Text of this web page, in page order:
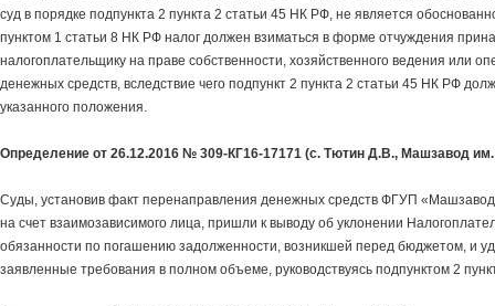
суд в порядке подпункта 2 пункта 2 статьи 45 НК РФ, не является
пунктом 1 статьи 8 НК РФ налог должен взиматься в форме отчуждения
налогоплательщику на праве собственности, хозяйственного ведения или
денежных средств, вследствие чего подпункт 2 пункта 2 статьи 45 НК РФ
указанного положения.
Определение от 26.12.2016 № 309-КГ16-17171 (с. Тютин Д.В., Машзавод
Суды, установив факт перенаправления денежных средств ФГУП
на счет взаимозависимого лица, пришли к выводу об уклонении
обязанности по погашению задолженности, возникшей перед бюджетом, и
заявленные требования в полном объеме, руководствуясь подпунктом 2